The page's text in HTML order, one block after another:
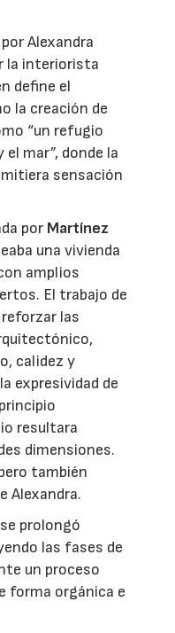
Alexandra
la interiorista
define el
la creación de
“un refugio
mar”, donde la
sensación
por Martínez
una vivienda
amplios
El trabajo de
las
calidez y
expresividad de
resultara
dimensiones.
también
Alexandra.
prolongó
las fases de
un proceso
forma orgánica e